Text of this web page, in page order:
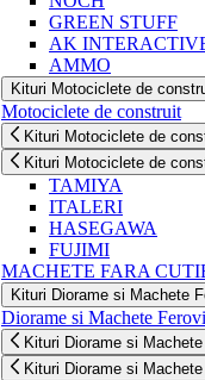
GREEN STUFF
AK
AMMO
Kituri Motociclete de
Motociclete de construit
Kituri Motociclete de
Kituri Motociclete de
TAMIYA
ITALERI
HASEGAWA
FUJIMI
MACHETE FARA
Kituri Diorame si Machete
Diorame si Machete
Kituri Diorame si
Kituri Diorame si